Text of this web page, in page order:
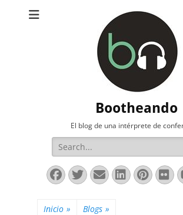
Bootheando
El blog de una intérprete de
Buscar:
Facebook
Twitter
Correo
electrónico
LinkedIn
Inicio » Blogs »